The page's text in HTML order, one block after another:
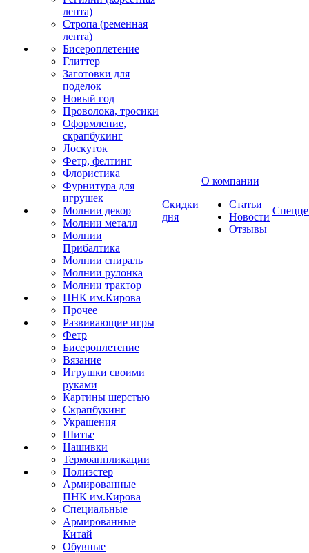
лента)
Стропа (ременная
лента)
Бисероплетение
Глиттер
Заготовки для
поделок
Новый год
Проволока, тросики
Оформление,
скрапбукинг
Лоскуток
Фетр, фелтинг
Флористика
Фурнитура для
игрушек
Молнии декор
Молнии металл
Молнии
Прибалтика
Молнии спираль
Молнии рулонка
Молнии трактор
ПНК им.Кирова
Прочее
Развивающие игры
Фетр
Бисероплетение
Вязание
Игрушки своими
руками
Картины шерстью
Скрапбукинг
Украшения
Шитье
Нашивки
Термоаппликации
Полиэстер
Армированные
ПНК им.Кирова
Специальные
Армированные
Китай
Обувные
Скидки
дня
О компании
Статьи
Новости
Отзывы